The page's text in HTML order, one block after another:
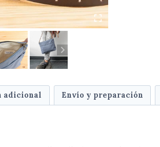
adicional Envío y preparación